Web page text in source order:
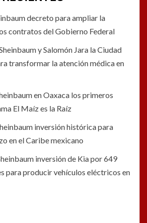
decreto para ampliar la
contratos del Gobierno Federal
y Salomón Jara la Ciudad
transformar la atención médica en
en Oaxaca los primeros
El Maíz es la Raíz
inversión histórica para
en el Caribe mexicano
inversión de Kia por 649
para producir vehículos eléctricos en